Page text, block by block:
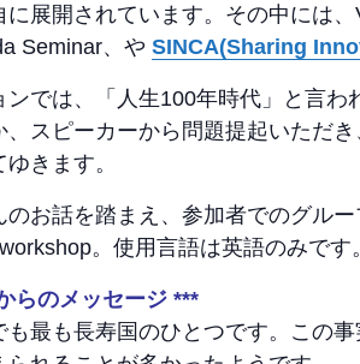
に展開されています。その中には
Seminar、や SINCA(Sharing
ンでは、「人生100年時代」と言
、スピーカーから問題提起いただ
きます。
のお話を踏まえ、参加者でのグル
。使用言語は英語のみです。
らのメッセージ ***
も最も長寿国のひとつです。この